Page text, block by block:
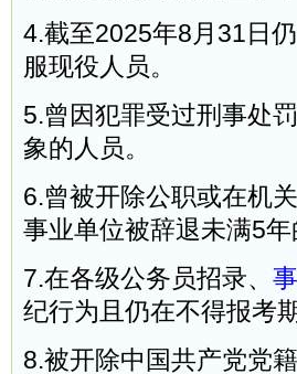
4.截至2025年8月31日
服现役人员。
5.曾因犯罪受过刑事处
象的人员。
6.曾被开除公职或在机
事业单位被辞退未满5年
7.在各级公务员招录、
纪行为且仍在不得报考
8.被开除中国共产党党籍